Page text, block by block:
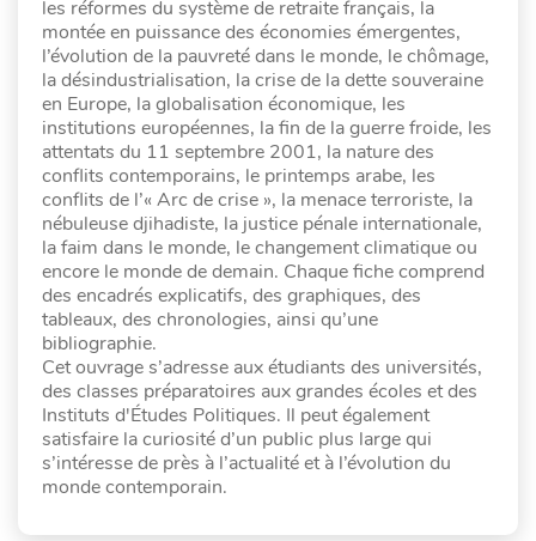
les réformes du système de retraite français, la
montée en puissance des économies émergentes,
l’évolution de la pauvreté dans le monde, le chômage,
la désindustrialisation, la crise de la dette souveraine
en Europe, la globalisation économique, les
institutions européennes, la fin de la guerre froide, les
attentats du 11 septembre 2001, la nature des
conflits contemporains, le printemps arabe, les
conflits de l’« Arc de crise », la menace terroriste, la
nébuleuse djihadiste, la justice pénale internationale,
la faim dans le monde, le changement climatique ou
encore le monde de demain. Chaque fiche comprend
des encadrés explicatifs, des graphiques, des
tableaux, des chronologies, ainsi qu’une
bibliographie.
Cet ouvrage s’adresse aux étudiants des universités,
des classes préparatoires aux grandes écoles et des
Instituts d'Études Politiques. Il peut également
satisfaire la curiosité d’un public plus large qui
s’intéresse de près à l’actualité et à l’évolution du
monde contemporain.